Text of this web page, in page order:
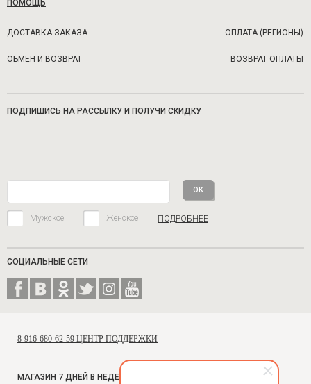
ПОМОЩЬ
ДОСТАВКА ЗАКАЗА ОПЛАТА (РЕГИОНЫ)
ОБМЕН И ВОЗВРАТ ВОЗВРАТ ОПЛАТЫ
ПОДПИШИСЬ НА РАССЫЛКУ И ПОЛУЧИ СКИДКУ
Мужское Женское ПОДРОБНЕЕ
СОЦИАЛЬНЫЕ СЕТИ
8-916-680-62-59 ЦЕНТР ПОДДЕРЖКИ
МАГАЗИН 7 ДНЕЙ В НЕДЕЛЮ, С 10 ДО 18